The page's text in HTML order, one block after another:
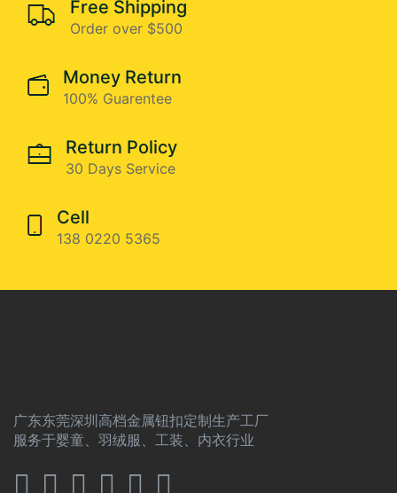
Free Shipping
Order over $500
Money Return
100% Guarentee
Return Policy
30 Days Service
Cell
138 0220 5365
广东东莞深圳高档金属钮扣定制生产工厂
服务于婴童、羽绒服、工装、内衣行业